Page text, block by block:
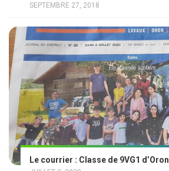
SEPTEMBRE 27, 2018
Le courrier : Classe de 9VG1 d’Oron